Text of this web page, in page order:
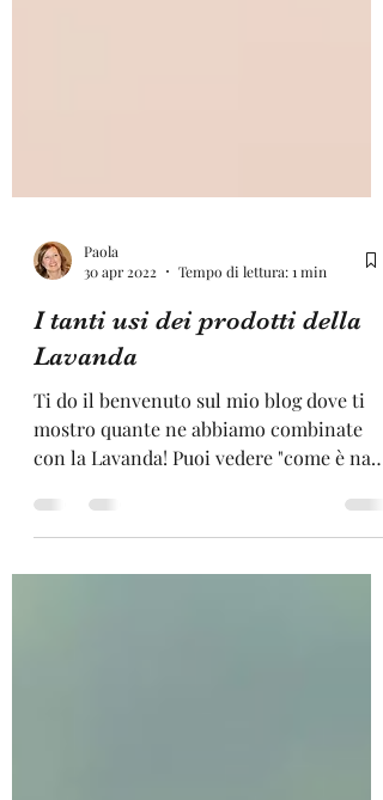
Paola
30 apr 2022
Tempo di lettura: 1 min
Lavanda
Ti do il benvenuto sul mio blog dove ti
con la Lavanda! Puoi vedere "come è nato
tutto" con il breve...